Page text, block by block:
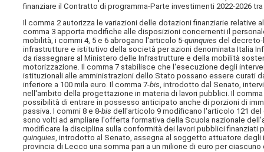
finanziare il Contratto di programma-Parte investimenti 2022-2026
Il comma 2 autorizza le variazioni delle dotazioni finanziarie
comma 3 apporta modifiche alle disposizioni concernenti il
mobilità, i commi 4, 5 e 6 abrogano l'articolo 5-quinquies del decreto-
infrastrutture e istitutivo della società per azioni denominata Italia
da riassegnare al Ministero delle Infrastrutture e della mobilità
motorizzazione. Il comma 7 stabilisce che l'esecuzione degli
istituzionali alle amministrazioni dello Stato possano essere curati
inferiore a 100 mila euro. Il comma 7-bis, introdotto dal Senato,
nell'ambito della progettazione in materia di lavori pubblici. Il comma
possibilità di entrare in possesso anticipato anche di porzioni di
passiva. I commi 8 e 8-bis dell'articolo 9 modificano l'articolo 121
sono volti ad ampliare l'offerta formativa della Scuola nazionale
modificare la disciplina sulla conformità dei lavori pubblici
quinquies, introdotto al Senato, assegna al soggetto attuatore degli
provincia di Lecco una somma pari a un milione di euro per ciascuno